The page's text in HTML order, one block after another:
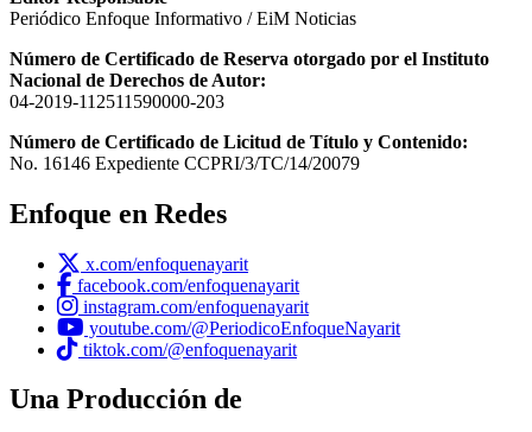
Periódico Enfoque Informativo / EiM Noticias
Número de Certificado de Reserva otorgado por el Instituto
Nacional de Derechos de Autor:
04-2019-112511590000-203
Número de Certificado de Licitud de Título y Contenido:
No. 16146 Expediente CCPRI/3/TC/14/20079
Enfoque en Redes
x.com/enfoquenayarit
facebook.com/enfoquenayarit
instagram.com/enfoquenayarit
youtube.com/@PeriodicoEnfoqueNayarit
tiktok.com/@enfoquenayarit
Una Producción de